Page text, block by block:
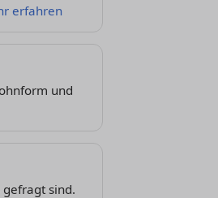
erfahren
und
sind.